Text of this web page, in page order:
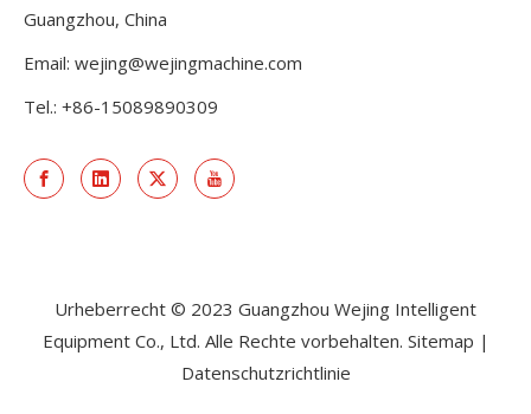
Guangzhou, China
Email: wejing@wejingmachine.com
Tel.: +86-15089890309
Urheberrecht © 2023 Guangzhou Wejing Intelligent
Equipment Co., Ltd. Alle Rechte vorbehalten. Sitemap |
Datenschutzrichtlinie